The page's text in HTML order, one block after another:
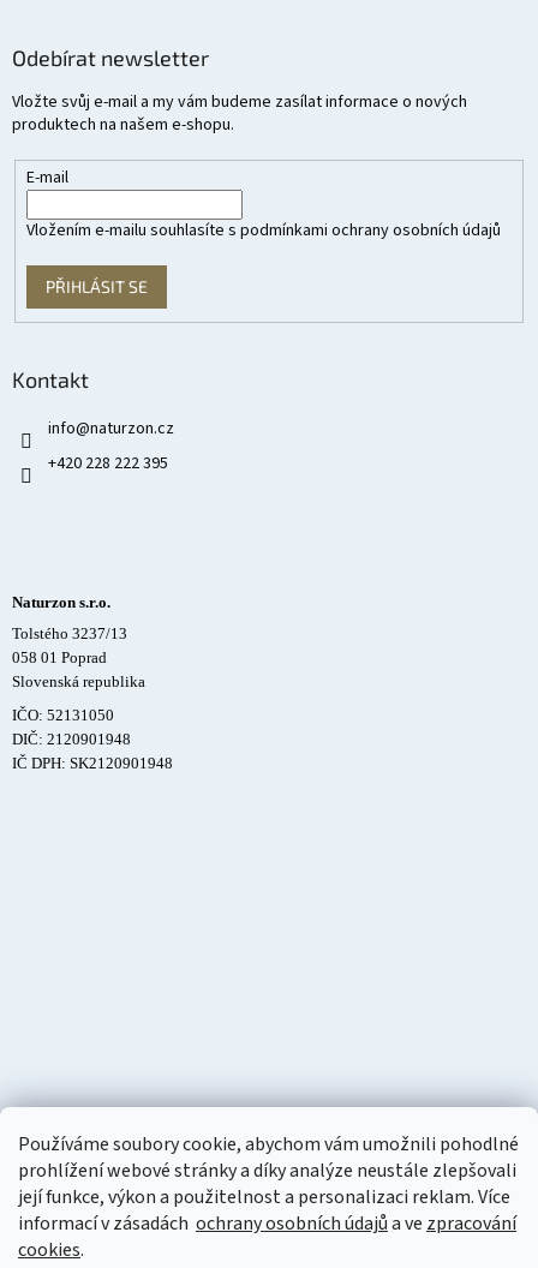
Používáme soubory cookie, abychom vám umožnili pohodlné
prohlížení webové stránky a díky analýze neustále zlepšovali
její funkce, výkon a použitelnost a personalizaci reklam. Více
informací v zásadách ochrany osobních údajůa ve zpracování
cookies.
Odebírat newsletter
Vložte svůj e-mail a my vám budeme zasílat informace o nových
produktech na našem e-shopu.
E-mail
Vložením e-mailu souhlasíte s podmínkami ochrany osobních údajů
PŘIHLÁSIT SE
Kontakt
info@naturzon.cz
+420 228 222 395
Naturzon s.r.o.
Tolstého 3237/13
058 01 Poprad
Slovenská republika
IČO: 52131050
DIČ: 2120901948
IČ DPH: SK2120901948